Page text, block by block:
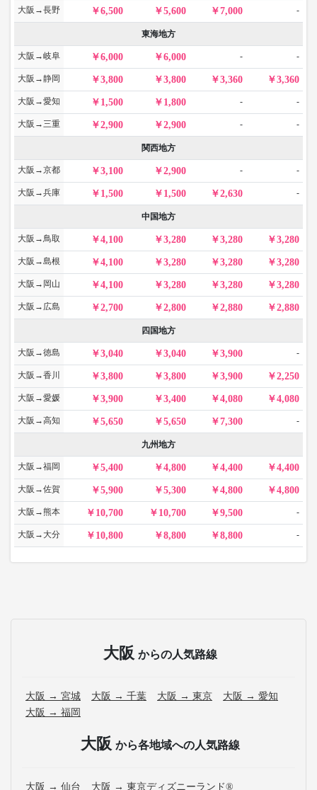
大阪→長野 6,500 5,600 7,000 -
東海地方
大阪→岐阜 6,000 6,000 - -
大阪→静岡 3,800 3,800 3,360 3,360
大阪→愛知 1,500 1,800 - -
大阪→三重 2,900 2,900 - -
関西地方
大阪→京都 3,100 2,900 - -
大阪→兵庫 1,500 1,500 2,630 -
中国地方
大阪→鳥取 4,100 3,280 3,280 3,280
大阪→島根 4,100 3,280 3,280 3,280
大阪→岡山 4,100 3,280 3,280 3,280
大阪→広島 2,700 2,800 2,880 2,880
四国地方
大阪→徳島 3,040 3,040 3,900 -
大阪→香川 3,800 3,800 3,900 2,250
大阪→愛媛 3,900 3,400 4,080 4,080
大阪→高知 5,650 5,650 7,300 -
九州地方
大阪→福岡 5,400 4,800 4,400 4,400
大阪→佐賀 5,900 5,300 4,800 4,800
大阪→熊本 10,700 10,700 9,500 -
大阪→大分 10,800 8,800 8,800 -
大阪 からの人気路線
大阪 → 宮城 大阪 → 千葉 大阪 → 東京
大阪 → 愛知
大阪 → 福岡
大阪 から各地域への人気路線
大阪 → 仙台 大阪 → 東京ディズニーランド®